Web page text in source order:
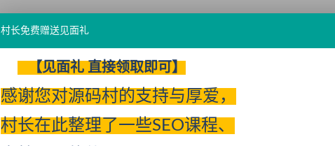
村长免费赠送见面礼
【见面礼 直接领取即可】
感谢您对源码村的支持与厚爱，
村长在此整理了一些SEO课程、